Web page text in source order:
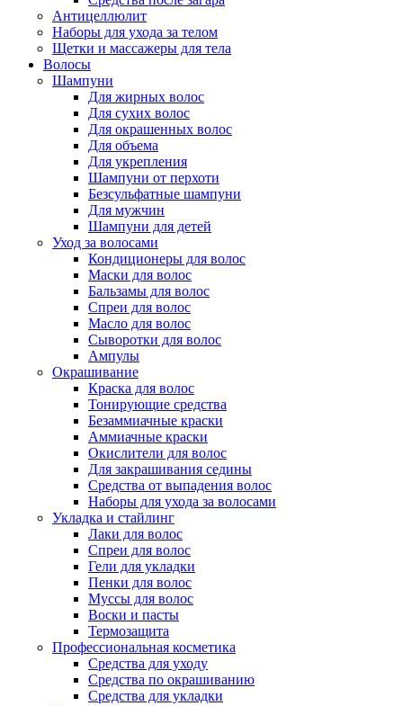
Антицеллюлит
Наборы для ухода за телом
Щетки и массажеры для тела
Волосы
Шампуни
Для жирных волос
Для сухих волос
Для окрашенных волос
Для объема
Для укрепления
Шампуни от перхоти
Безсульфатные шампуни
Для мужчин
Шампуни для детей
Уход за волосами
Кондиционеры для волос
Маски для волос
Бальзамы для волос
Спреи для волос
Масло для волос
Сыворотки для волос
Ампулы
Окрашивание
Краска для волос
Тонирующие средства
Безаммиачные краски
Аммиачные краски
Окислители для волос
Для закрашивания седины
Средства от выпадения волос
Наборы для ухода за волосами
Укладка и стайлинг
Лаки для волос
Спреи для волос
Гели для укладки
Пенки для волос
Муссы для волос
Воски и пасты
Термозащита
Профессиональная косметика
Средства для уходу
Средства по окрашиванию
Средства для укладки